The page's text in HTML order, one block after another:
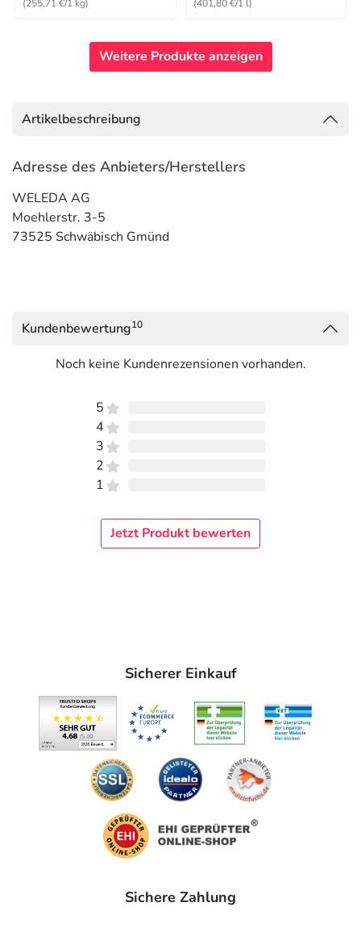
(255,71 €/1 kg) (401,80 €/1 l)
Weitere Produkte anzeigen
Artikelbeschreibung
Adresse des Anbieters/Herstellers
WELEDA AG
Moehlerstr. 3-5
73525 Schwäbisch Gmünd
Kundenbewertung10
Noch keine Kundenrezensionen vorhanden.
5
4
3
2
1
Jetzt Produkt bewerten
Sicherer Einkauf
Sichere Zahlung